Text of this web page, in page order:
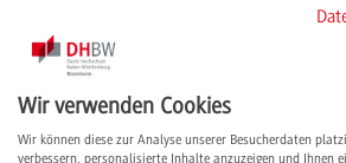
Wir verwenden Cookies
Wir können diese zur Analyse unserer Besucherdaten
verbessern, personalisierte Inhalte anzuzeigen und Ihnen